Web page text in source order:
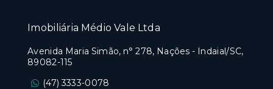
Imobiliária Médio Vale Ltda
Avenida Maria Simão, n° 278, Nações - Indaial/SC,
89082-115
(47) 3333-0078